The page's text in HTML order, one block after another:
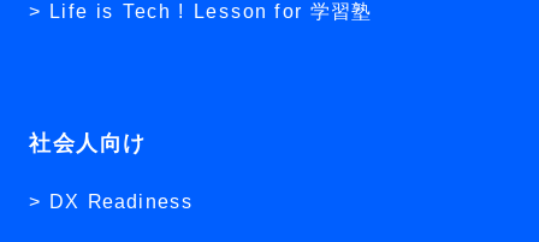
Life is Tech ! Lesson for 学習塾
社会人向け
DX Readiness